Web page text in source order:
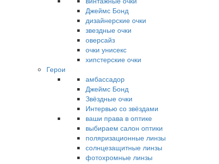
Джеймс Бонд
дизайнерские очки
звездные очки
оверсайз
очки унисекс
хипстерские очки
Герои
амбассадор
Джеймс Бонд
Звёздные очки
Интервью со звёздами
ваши права в оптике
выбираем салон оптики
поляризационные линзы
солнцезащитные линзы
фотохромные линзы